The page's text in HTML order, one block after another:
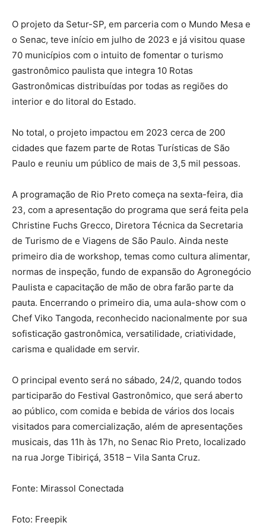
O projeto da Setur-SP, em parceria com o Mundo Mesa e
o Senac, teve início em julho de 2023 e já visitou quase
70 municípios com o intuito de fomentar o turismo
gastronômico paulista que integra 10 Rotas
Gastronômicas distribuídas por todas as regiões do
interior e do litoral do Estado.
No total, o projeto impactou em 2023 cerca de 200
cidades que fazem parte de Rotas Turísticas de São
Paulo e reuniu um público de mais de 3,5 mil pessoas.
A programação de Rio Preto começa na sexta-feira, dia
23, com a apresentação do programa que será feita pela
Christine Fuchs Grecco, Diretora Técnica da Secretaria
de Turismo de e Viagens de São Paulo. Ainda neste
primeiro dia de workshop, temas como cultura alimentar,
normas de inspeção, fundo de expansão do Agronegócio
Paulista e capacitação de mão de obra farão parte da
pauta. Encerrando o primeiro dia, uma aula-show com o
Chef Viko Tangoda, reconhecido nacionalmente por sua
sofisticação gastronômica, versatilidade, criatividade,
carisma e qualidade em servir.
O principal evento será no sábado, 24/2, quando todos
participarão do Festival Gastronômico, que será aberto
ao público, com comida e bebida de vários dos locais
visitados para comercialização, além de apresentações
musicais, das 11h às 17h, no Senac Rio Preto, localizado
na rua Jorge Tibiriçá, 3518 – Vila Santa Cruz.
Fonte: Mirassol Conectada
Foto: Freepik